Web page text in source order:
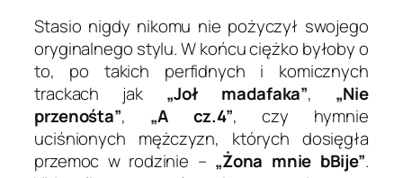
Stasio nigdy nikomu nie pożyczył swojego
oryginalnego stylu. W końcu ciężko byłoby o
to, po takich perfidnych i komicznych
trackach jak „Joł madafaka”, „Nie
przenośta”, „A cz.4”, czy hymnie
uciśnionych mężczyzn, których dosięgła
przemoc w rodzinie – „Żona mnie bBije”.